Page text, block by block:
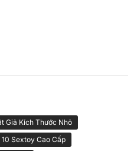
Giả Kích Thước Nhỏ
10 Sextoy Cao Cấp